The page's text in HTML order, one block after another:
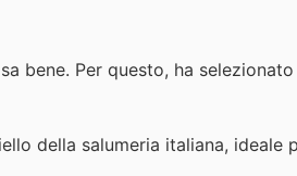
bene. Per questo, ha
della salumeria italiana, ideale